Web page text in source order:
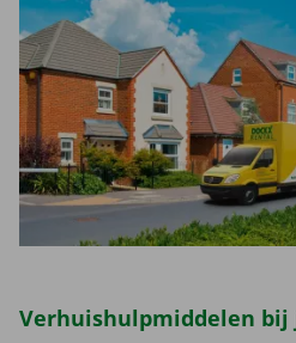
Verhuishulpmiddelen bij